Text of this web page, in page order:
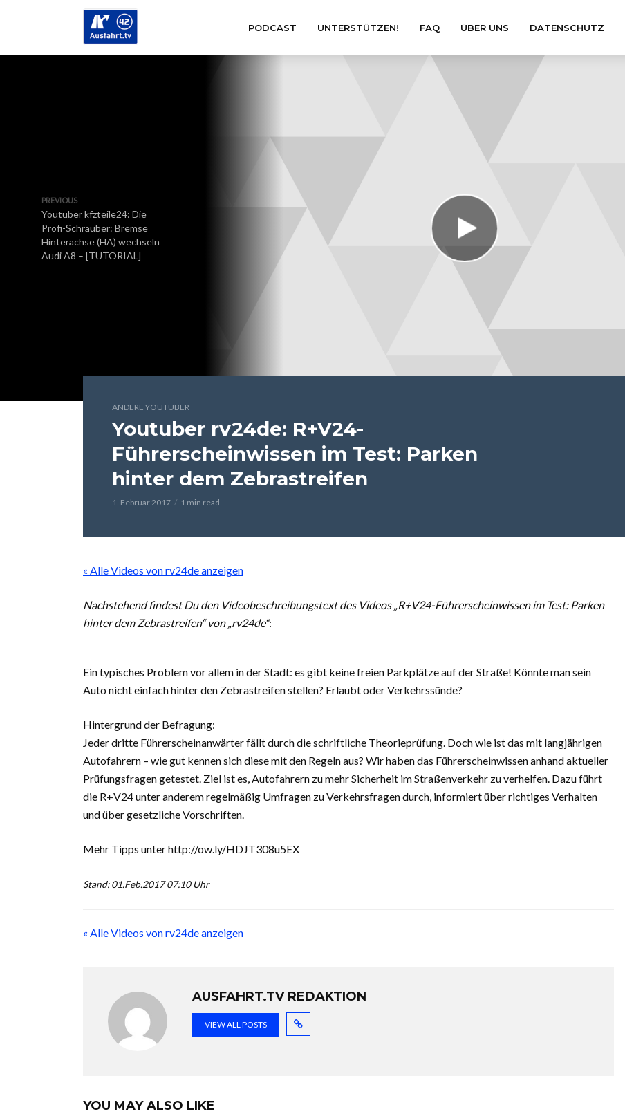
PODCAST UNTERSTÜTZEN! FAQ ÜBER UNS DATENSCHUTZ
PREVIOUS
Youtuber kfzteile24: Die
Profi-Schrauber: Bremse
Hinterachse (HA) wechseln
Audi A8 – [TUTORIAL]
ANDERE YOUTUBER
Youtuber rv24de: R+V24-
Führerscheinwissen im Test: Parken
hinter dem Zebrastreifen
1. Februar 2017 1 min read
« Alle Videos von rv24de anzeigen
Nachstehend findest Du den Videobeschreibungstext des Videos „R+V24-Führerscheinwissen im Test: Parken
hinter dem Zebrastreifen“ von „rv24de“:
Ein typisches Problem vor allem in der Stadt: es gibt keine freien Parkplätze auf der Straße! Könnte man sein
Auto nicht einfach hinter den Zebrastreifen stellen? Erlaubt oder Verkehrssünde?
Hintergrund der Befragung:
Jeder dritte Führerscheinanwärter fällt durch die schriftliche Theorieprüfung. Doch wie ist das mit langjährigen
Autofahrern – wie gut kennen sich diese mit den Regeln aus? Wir haben das Führerscheinwissen anhand aktueller
Prüfungsfragen getestet. Ziel ist es, Autofahrern zu mehr Sicherheit im Straßenverkehr zu verhelfen. Dazu führt
die R+V24 unter anderem regelmäßig Umfragen zu Verkehrsfragen durch, informiert über richtiges Verhalten
und über gesetzliche Vorschriften.
Mehr Tipps unter http://ow.ly/HDJT308u5EX
Stand: 01.Feb.2017 07:10 Uhr
« Alle Videos von rv24de anzeigen
AUSFAHRT.TV REDAKTION
VIEW ALL POSTS
YOU MAY ALSO LIKE